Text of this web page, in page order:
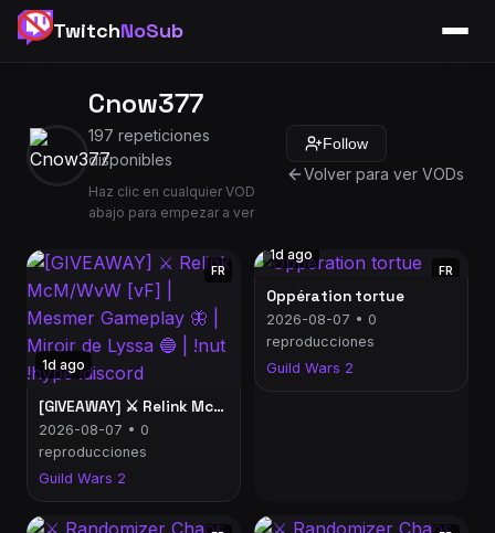
TwitchNoSub
Cnow377
197 repeticiones
disponibles
Haz clic en cualquier VOD
abajo para empezar a ver
Follow
Volver para ver VODs
1d ago
FR
[GIVEAWAY] ⚔️ Relink McM/WvW [vF] | Mesmer Gameplay 🦋 | Miroir de Lyssa 🔵 | !nut !hype !discord
2026-08-07 • 0
reproducciones
Guild Wars 2
1d ago
FR
Oppération tortue
2026-08-07 • 0
reproducciones
Guild Wars 2